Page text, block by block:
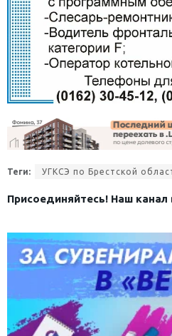
Теги: УГКСЭ по Брестской
Присоединяйтесь! Наш канал